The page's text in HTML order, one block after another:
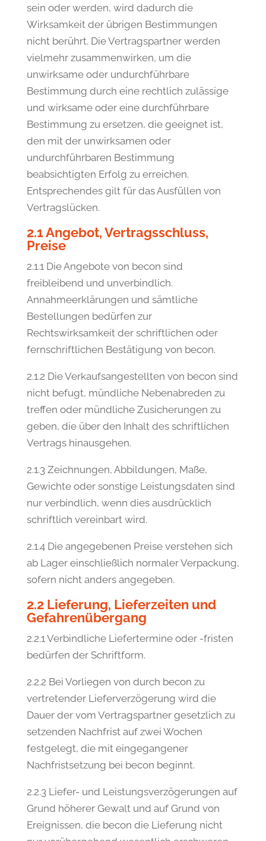
sein oder werden, wird dadurch die
Wirksamkeit der übrigen Bestimmungen
nicht berührt. Die Vertragspartner werden
vielmehr zusammenwirken, um die
unwirksame oder undurchführbare
Bestimmung durch eine rechtlich zulässige
und wirksame oder eine durchführbare
Bestimmung zu ersetzen, die geeignet ist,
den mit der unwirksamen oder
undurchführbaren Bestimmung
beabsichtigten Erfolg zu erreichen.
Entsprechendes gilt für das Ausfüllen von
Vertragslücken.
2.1 Angebot, Vertragsschluss,
Preise
2.1.1 Die Angebote von becon sind
freibleibend und unverbindlich.
Annahmeerklärungen und sämtliche
Bestellungen bedürfen zur
Rechtswirksamkeit der schriftlichen oder
fernschriftlichen Bestätigung von becon.
2.1.2 Die Verkaufsangestellten von becon sind
nicht befugt, mündliche Nebenabreden zu
treffen oder mündliche Zusicherungen zu
geben, die über den Inhalt des schriftlichen
Vertrags hinausgehen.
2.1.3 Zeichnungen, Abbildungen, Maße,
Gewichte oder sonstige Leistungsdaten sind
nur verbindlich, wenn dies ausdrücklich
schriftlich vereinbart wird.
2.1.4 Die angegebenen Preise verstehen sich
ab Lager einschließlich normaler Verpackung,
sofern nicht anders angegeben.
2.2 Lieferung, Lieferzeiten und
Gefahrenübergang
2.2.1 Verbindliche Liefertermine oder -fristen
bedürfen der Schriftform.
2.2.2 Bei Vorliegen von durch becon zu
vertretender Lieferverzögerung wird die
Dauer der vom Vertragspartner gesetzlich zu
setzenden Nachfrist auf zwei Wochen
festgelegt, die mit eingegangener
Nachfristsetzung bei becon beginnt.
2.2.3 Liefer- und Leistungsverzögerungen auf
Grund höherer Gewalt und auf Grund von
Ereignissen, die becon die Lieferung nicht